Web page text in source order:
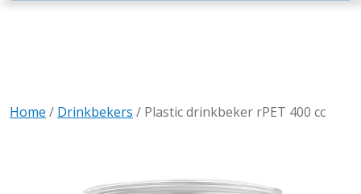
Home / Drinkbekers / Plastic drinkbeker rPET 400 cc